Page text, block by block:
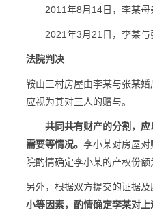
2011年8月14日，李某母
2021年3月21日，李某与
法院判决
鞍山三村房屋由李某与张某
应视为其对三人的赠与。
共同共有财产的分割，
需要等情况。 李小某对房屋
院酌情确定李小某的产权份额
另外，根据双方提交的证据及
小等因素，酌情确定李某对